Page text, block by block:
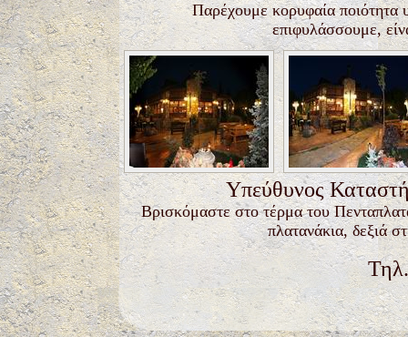
Παρέχουμε κορυφαία ποιότητα
επιφυλάσσουμε,
Υπεύθυνος
Βρισκόμαστε στο τέρμα του
πλατανάκια, δεξιά
Τηλ